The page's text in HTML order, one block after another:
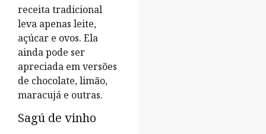
receita tradicional
leva apenas leite,
açúcar e ovos. Ela
ainda pode ser
apreciada em versões
de chocolate, limão,
maracujá e outras.
Sagú de vinho